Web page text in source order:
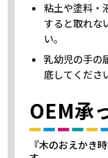
粘土や塗料・
すると取れな
い。
乳幼児の手の
底してくださ
OEM承
『木のおえかき